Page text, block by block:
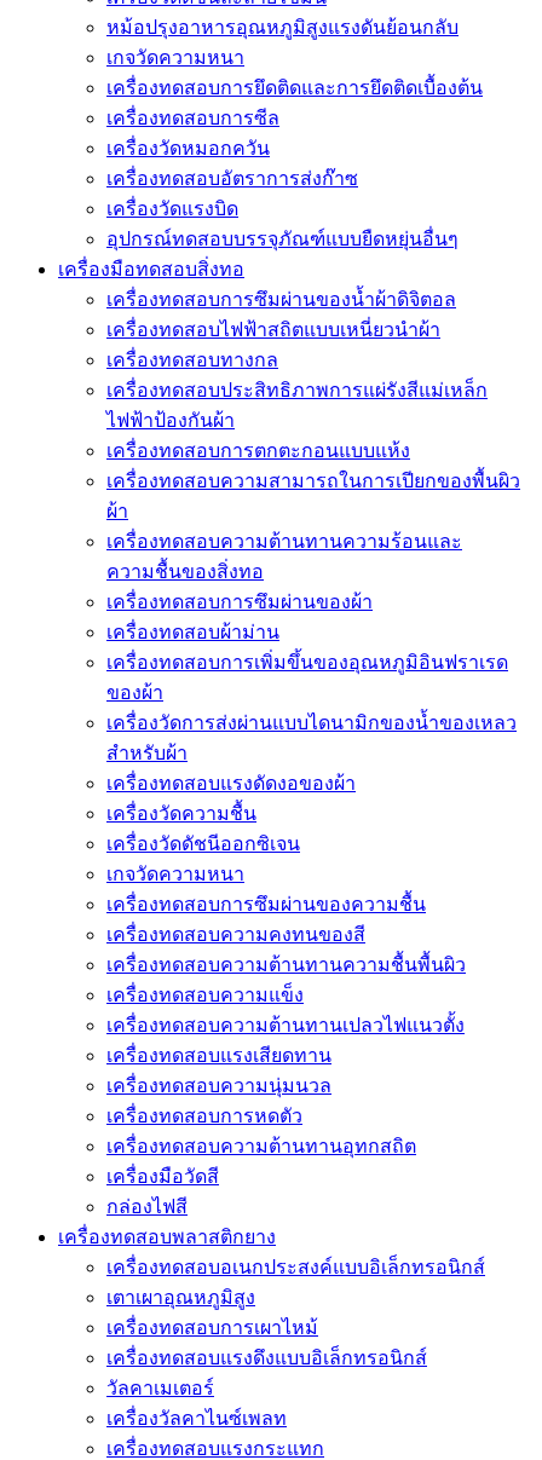
หม้อปรุงอาหารอุณหภูมิสูงแรงดันย้อนกลับ
เกจวัดความหนา
เครื่องทดสอบการยึดติดและการยึดติดเบื้องต้น
เครื่องทดสอบการซีล
เครื่องวัดหมอกควัน
เครื่องทดสอบอัตราการส่งก๊าซ
เครื่องวัดแรงบิด
อุปกรณ์ทดสอบบรรจุภัณฑ์แบบยืดหยุ่นอื่นๆ
เครื่องมือทดสอบสิ่งทอ
เครื่องทดสอบการซึมผ่านของน้ำผ้าดิจิตอล
เครื่องทดสอบไฟฟ้าสถิตแบบเหนี่ยวนำผ้า
เครื่องทดสอบทางกล
เครื่องทดสอบประสิทธิภาพการแผ่รังสีแม่เหล็ก
ไฟฟ้าป้องกันผ้า
เครื่องทดสอบการตกตะกอนแบบแห้ง
เครื่องทดสอบความสามารถในการเปียกของพื้นผิว
ผ้า
เครื่องทดสอบความต้านทานความร้อนและ
ความชื้นของสิ่งทอ
เครื่องทดสอบการซึมผ่านของผ้า
เครื่องทดสอบผ้าม่าน
เครื่องทดสอบการเพิ่มขึ้นของอุณหภูมิอินฟราเรด
ของผ้า
เครื่องวัดการส่งผ่านแบบไดนามิกของน้ำของเหลว
สำหรับผ้า
เครื่องทดสอบแรงดัดงอของผ้า
เครื่องวัดความชื้น
เครื่องวัดดัชนีออกซิเจน
เกจวัดความหนา
เครื่องทดสอบการซึมผ่านของความชื้น
เครื่องทดสอบความคงทนของสี
เครื่องทดสอบความต้านทานความชื้นพื้นผิว
เครื่องทดสอบความแข็ง
เครื่องทดสอบความต้านทานเปลวไฟแนวตั้ง
เครื่องทดสอบแรงเสียดทาน
เครื่องทดสอบความนุ่มนวล
เครื่องทดสอบการหดตัว
เครื่องทดสอบความต้านทานอุทกสถิต
เครื่องมือวัดสี
กล่องไฟสี
เครื่องทดสอบพลาสติกยาง
เครื่องทดสอบอเนกประสงค์แบบอิเล็กทรอนิกส์
เตาเผาอุณหภูมิสูง
เครื่องทดสอบการเผาไหม้
เครื่องทดสอบแรงดึงแบบอิเล็กทรอนิกส์
วัลคาเมเตอร์
เครื่องวัลคาไนซ์เพลท
เครื่องทดสอบแรงกระแทก